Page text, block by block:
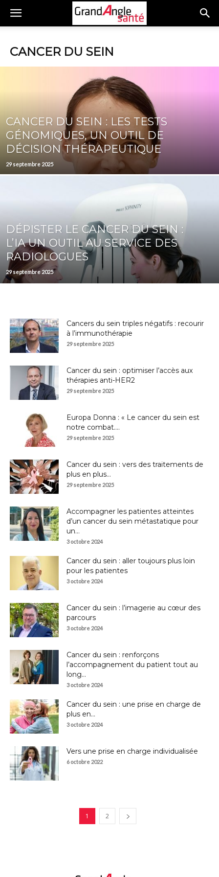
CANCER DU SEIN
CANCER DU SEIN : LES TESTS
GÉNOMIQUES, UN OUTIL DE
DÉCISION THÉRAPEUTIQUE
29 septembre 2025
DÉPISTER LE CANCER DU SEIN :
L’IA UN OUTIL AU SERVICE DES
RADIOLOGUES
29 septembre 2025
Cancers du sein triples négatifs : recourir
à l’immunothérapie
29 septembre 2025
Cancer du sein : optimiser l’accès aux
thérapies anti-HER2
29 septembre 2025
Europa Donna : « Le cancer du sein est
notre combat....
29 septembre 2025
Cancer du sein : vers des traitements de
plus en plus...
29 septembre 2025
Accompagner les patientes atteintes
d’un cancer du sein métastatique pour
un...
3 octobre 2024
Cancer du sein : aller toujours plus loin
pour les patientes
3 octobre 2024
Cancer du sein : l’imagerie au cœur des
parcours
3 octobre 2024
Cancer du sein : renforçons
l’accompagnement du patient tout au
long...
3 octobre 2024
Cancer du sein : une prise en charge de
plus en...
3 octobre 2024
Vers une prise en charge individualisée
6 octobre 2022
1 2